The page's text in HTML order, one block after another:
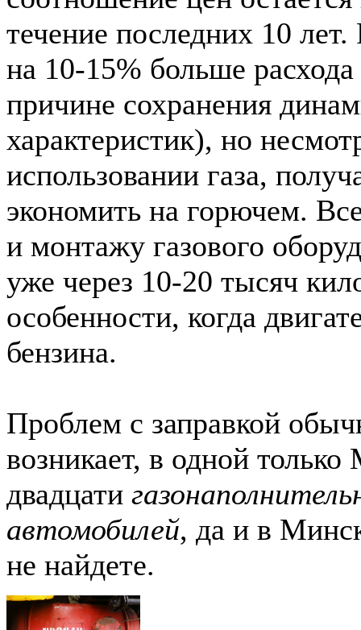
течение последних 10 лет.
на 10-15% больше
причине сохранения
характеристик), но
использовании газа,
экономить на горючем.
и монтажу газового
уже через 10-20 тысяч
особенности, когда
бензина.
Проблем с заправкой
возникает, в одной
двадцати
автомобилей, да и в
не найдете.